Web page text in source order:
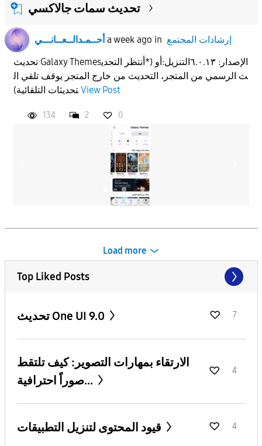
تحديث سمات جالاكسي
أحــمـدالــعــانـــي a week ago in إرشادات المجتمع
تحديث Galaxy Themesالإصدار: ٦.٠.١٣التنزيل:أو (*أنتظر التحدي
ث الرسمي من المتجر، التحديث من خارج المتجر يوقف تلقي ال
تحديثات التلقائية) View Post
134 2 0
Load more
Top Liked Posts
تحديث One UI 9.0 7
الارتقاء بمهارات التصوير: كيف تلتقط
صوراً احترافية...
4
4